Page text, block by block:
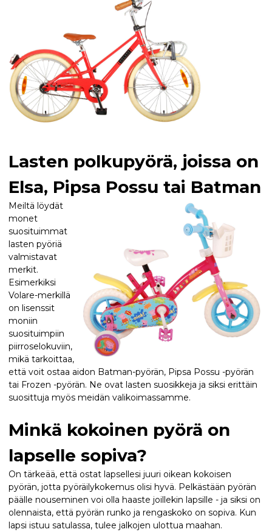
Lasten polkupyörä, joissa on
Elsa, Pipsa Possu tai Batman
Meiltä löydät
monet
suosituimmat
lasten pyöriä
valmistavat
merkit.
Esimerkiksi
Volare-merkillä
on lisenssit
moniin
suosituimpiin
piirroselokuviin,
mikä tarkoittaa,
että voit ostaa aidon Batman-pyörän, Pipsa Possu -pyörän
tai Frozen -pyörän. Ne ovat lasten suosikkeja ja siksi erittäin
suosittuja myös meidän valikoimassamme.
Minkä kokoinen pyörä on
lapselle sopiva?
On tärkeää, että ostat lapsellesi juuri oikean kokoisen
pyörän, jotta pyöräilykokemus olisi hyvä. Pelkästään pyörän
päälle nouseminen voi olla haaste joillekin lapsille - ja siksi on
olennaista, että pyörän runko ja rengaskoko on sopiva. Kun
lapsi istuu satulassa, tulee jalkojen ulottua maahan.